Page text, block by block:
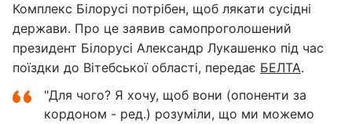
Комплекс Білорусі потрібен, щоб лякати сусідні
держави. Про це заявив самопроголошений
президент Білорусі Александр Лукашенко під час
поїздки до Вітебської області, передає БЕЛТА.
"Для чого? Я хочу, щоб вони (опоненти за
кордоном - ред.) розуміли, що ми можемо